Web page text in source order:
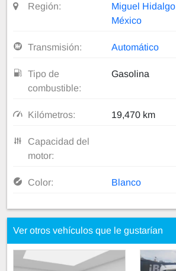
Región: Miguel Hidalgo
México
Transmisión: Automático
Tipo de
combustible:
Gasolina
Kilómetros: 19,470 km
Capacidad del
motor:
Color: Blanco
Ver otros vehículos que le gustarían